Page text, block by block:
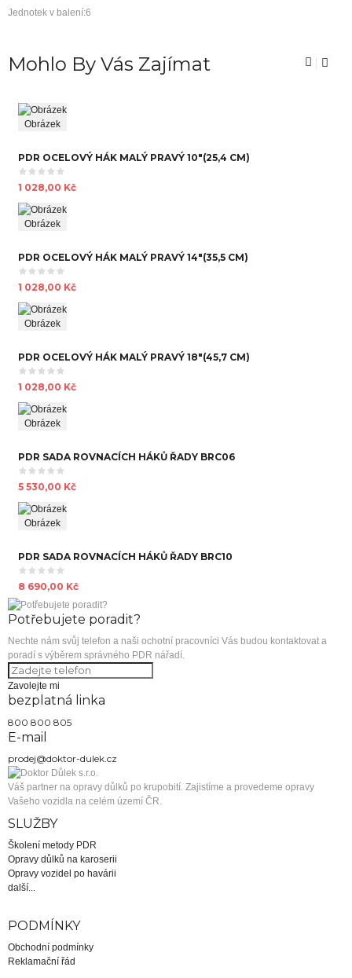
Jednotek v balení:6
Mohlo By Vás Zajímat
Obrázek
PDR OCELOVÝ HÁK MALÝ PRAVÝ 10"(25,4 CM)
1 028,00 Kč
Obrázek
PDR OCELOVÝ HÁK MALÝ PRAVÝ 14"(35,5 CM)
1 028,00 Kč
Obrázek
PDR OCELOVÝ HÁK MALÝ PRAVÝ 18"(45,7 CM)
1 028,00 Kč
Obrázek
PDR SADA ROVNACÍCH HÁKŮ ŘADY BRC06
5 530,00 Kč
Obrázek
PDR SADA ROVNACÍCH HÁKŮ ŘADY BRC10
8 690,00 Kč
Potřebujete poradit?
Nechte nám svůj telefon a naši ochotní pracovníci Vás budou kontaktovat a
poradí s výběrem správného PDR nářadí.
Zavolejte mi
bezplatná linka
800 800 805
E-mail
Váš partner na opravy důlků po krupobití. Zajistíme a provedeme opravy
Vašeho vozidla na celém území ČR
SLUŽBY
Školení metody PDR
Opravy důlků na karoserii
Opravy vozidel po havárii
další...
PODMÍNKY
Obchodní podmínky
Reklamační řád